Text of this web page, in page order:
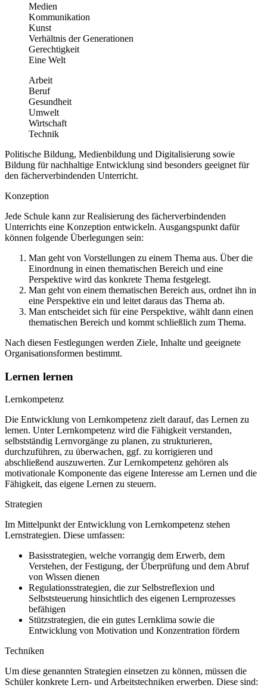
Medien
Kommunikation
Kunst
Verhältnis der Generationen
Gerechtigkeit
Eine Welt
Arbeit
Beruf
Gesundheit
Umwelt
Wirtschaft
Technik
Politische Bildung, Medienbildung und Digitalisierung sowie
Bildung für nachhaltige Entwicklung sind besonders geeignet für
den fächerverbindenden Unterricht.
Konzeption
Jede Schule kann zur Realisierung des fächerverbindenden
Unterrichts eine Konzeption entwickeln. Ausgangspunkt dafür
können folgende Überlegungen sein:
Man geht von Vorstellungen zu einem Thema aus. Über die
Einordnung in einen thematischen Bereich und eine
Perspektive wird das konkrete Thema festgelegt.
Man geht von einem thematischen Bereich aus, ordnet ihn in
eine Perspektive ein und leitet daraus das Thema ab.
Man entscheidet sich für eine Perspektive, wählt dann einen
thematischen Bereich und kommt schließlich zum Thema.
Nach diesen Festlegungen werden Ziele, Inhalte und geeignete
Organisationsformen bestimmt.
Lernen lernen
Lernkompetenz
Die Entwicklung von Lernkompetenz zielt darauf, das Lernen zu
lernen. Unter Lernkompetenz wird die Fähigkeit verstanden,
selbstständig Lernvorgänge zu planen, zu strukturieren,
durchzuführen, zu überwachen, ggf. zu korrigieren und
abschließend auszuwerten. Zur Lernkompetenz gehören als
motivationale Komponente das eigene Interesse am Lernen und die
Fähigkeit, das eigene Lernen zu steuern.
Strategien
Im Mittelpunkt der Entwicklung von Lernkompetenz stehen
Lernstrategien. Diese umfassen:
Basisstrategien, welche vorrangig dem Erwerb, dem
Verstehen, der Festigung, der Überprüfung und dem Abruf
von Wissen dienen
Regulationsstrategien, die zur Selbstreflexion und
Selbststeuerung hinsichtlich des eigenen Lernprozesses
befähigen
Stützstrategien, die ein gutes Lernklima sowie die
Entwicklung von Motivation und Konzentration fördern
Techniken
Um diese genannten Strategien einsetzen zu können, müssen die
Schüler konkrete Lern- und Arbeitstechniken erwerben. Diese sind: